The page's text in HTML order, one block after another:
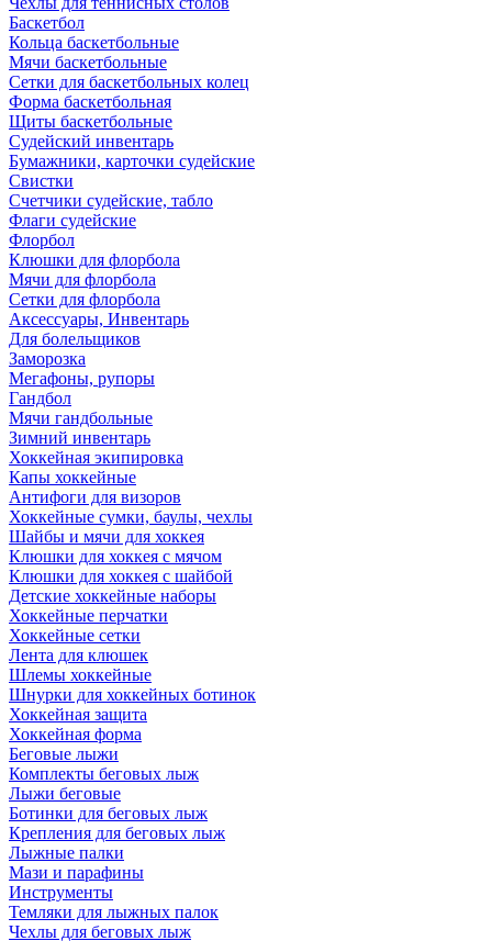
Баскетбол
Кольца баскетбольные
Мячи баскетбольные
Сетки для баскетбольных колец
Форма баскетбольная
Щиты баскетбольные
Судейский инвентарь
Бумажники, карточки судейские
Свистки
Счетчики судейские, табло
Флаги судейские
Флорбол
Клюшки для флорбола
Мячи для флорбола
Сетки для флорбола
Аксессуары, Инвентарь
Для болельщиков
Заморозка
Мегафоны, рупоры
Гандбол
Мячи гандбольные
Зимний инвентарь
Хоккейная экипировка
Капы хоккейные
Антифоги для визоров
Хоккейные сумки, баулы, чехлы
Шайбы и мячи для хоккея
Клюшки для хоккея с мячом
Клюшки для хоккея с шайбой
Детские хоккейные наборы
Хоккейные перчатки
Хоккейные сетки
Лента для клюшек
Шлемы хоккейные
Шнурки для хоккейных ботинок
Хоккейная защита
Хоккейная форма
Беговые лыжи
Комплекты беговых лыж
Лыжи беговые
Ботинки для беговых лыж
Крепления для беговых лыж
Лыжные палки
Мази и парафины
Инструменты
Темляки для лыжных палок
Чехлы для беговых лыж